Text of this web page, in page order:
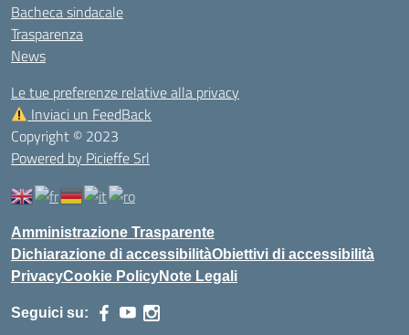
Bacheca sindacale
Trasparenza
News
Le tue preferenze relative alla privacy
Inviaci un FeedBack
Copyright © 2023
Powered by Picieffe Srl
Amministrazione Trasparente
Dichiarazione di accessibilitàObiettivi di accessibilità
PrivacyCookie PolicyNote Legali
Seguici su: